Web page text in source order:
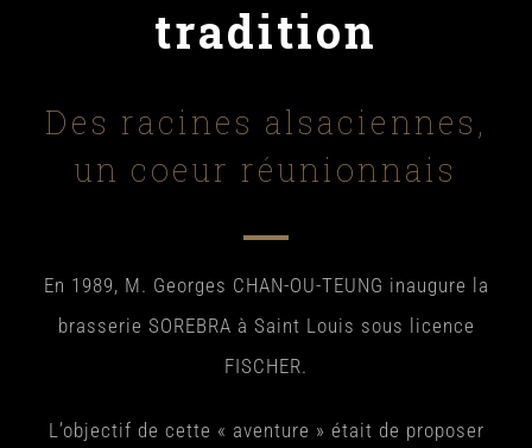
tradition
Des racines alsaciennes,
un coeur réunionnais
En 1989, M. Georges CHAN-OU-TEUNG inaugure la
brasserie SOREBRA à Saint Louis sous licence
FISCHER.
L’objectif de cette « aventure » était de proposer